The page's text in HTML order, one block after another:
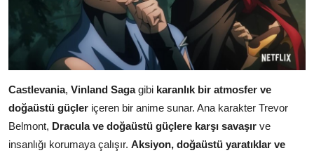
Castlevania, Vinland Sagagibi karanlık bir atmosfer ve
doğaüstü güçler içeren bir anime sunar. Ana karakter Trevor
Belmont, Dracula ve doğaüstü güçlere karşı savaşır ve
insanlığı korumaya çalışır. Aksiyon, doğaüstü yaratıklar ve